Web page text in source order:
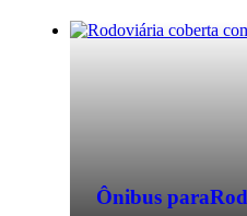
Ônibus para